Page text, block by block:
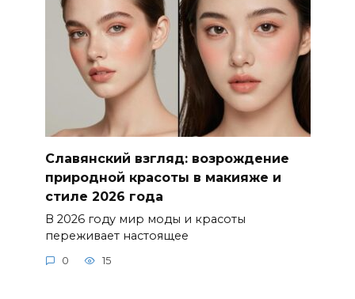
Славянский взгляд: возрождение
природной красоты в макияже и
стиле 2026 года
В 2026 году мир моды и красоты
переживает настоящее
0 15